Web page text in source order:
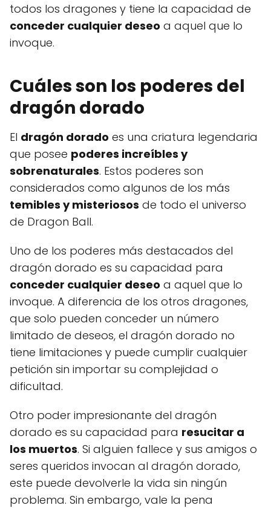
todos los dragones y tiene la capacidad de
conceder cualquier deseo a aquel que lo
invoque.
Cuáles son los poderes del
dragón dorado
El dragón dorado es una criatura legendaria
que posee poderes increíbles y
sobrenaturales. Estos poderes son
considerados como algunos de los más
temibles y misteriosos de todo el universo
de Dragon Ball.
Uno de los poderes más destacados del
dragón dorado es su capacidad para
conceder cualquier deseo a aquel que lo
invoque. A diferencia de los otros dragones,
que solo pueden conceder un número
limitado de deseos, el dragón dorado no
tiene limitaciones y puede cumplir cualquier
petición sin importar su complejidad o
dificultad.
Otro poder impresionante del dragón
dorado es su capacidad para resucitar a
los muertos. Si alguien fallece y sus amigos o
seres queridos invocan al dragón dorado,
este puede devolverle la vida sin ningún
problema. Sin embargo, vale la pena